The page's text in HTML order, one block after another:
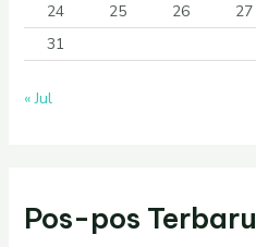
24
25 26 27
31
« Jul
Pos-pos Terbaru